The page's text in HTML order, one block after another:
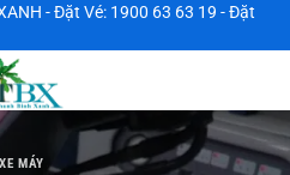
- Đặt Vé: 1900 63 63 19 - Đặt
XE MÁY